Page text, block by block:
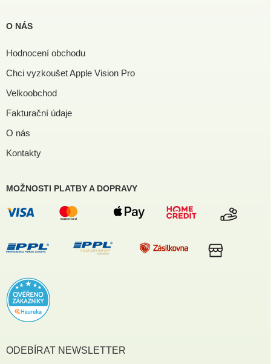
O NÁS
Hodnocení obchodu
Chci vyzkoušet Apple Vision Pro
Velkoobchod
Fakturační údaje
O nás
Kontakty
MOŽNOSTI PLATBY A DOPRAVY
ODEBÍRAT NEWSLETTER